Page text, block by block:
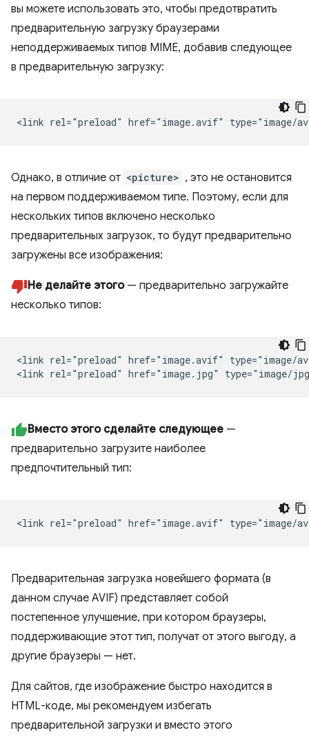
вы можете использовать это, чтобы предотвратить
предварительную загрузку браузерами
неподдерживаемых типов MIME, добавив следующее
в предварительную загрузку:
Однако, в отличие от <picture> , это не остановится
на первом поддерживаемом типе. Поэтому, если для
нескольких типов включено несколько
предварительных загрузок, то будут предварительно
загружены все изображения:
Не делайте этого— предварительно загружайте
несколько типов:
<link rel="preload" href="image.avif" type="image/
Вместо этого сделайте следующее —
предварительно загрузите наиболее
предпочтительный тип:
Предварительная загрузка новейшего формата (в
данном случае AVIF) представляет собой
постепенное улучшение, при котором браузеры,
поддерживающие этот тип, получат от этого выгоду, а
другие браузеры — нет.
Для сайтов, где изображение быстро находится в
HTML-коде, мы рекомендуем избегать
предварительной загрузки и вместо этого